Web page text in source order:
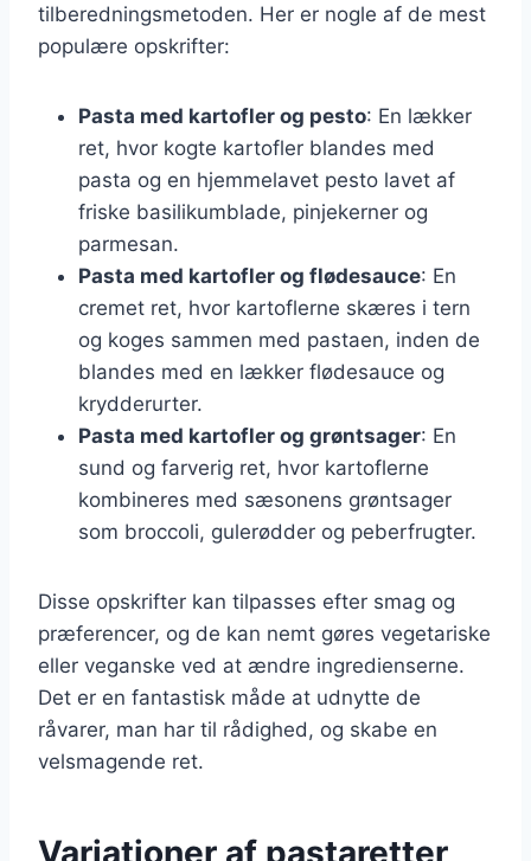
tilberedningsmetoden. Her er nogle af de mest
populære opskrifter:
Pasta med kartofler og pesto: En lækker
ret, hvor kogte kartofler blandes med
pasta og en hjemmelavet pesto lavet af
friske basilikumblade, pinjekerner og
parmesan.
Pasta med kartofler og flødesauce: En
cremet ret, hvor kartoflerne skæres i tern
og koges sammen med pastaen, inden de
blandes med en lækker flødesauce og
krydderurter.
Pasta med kartofler og grøntsager: En
sund og farverig ret, hvor kartoflerne
kombineres med sæsonens grøntsager
som broccoli, gulerødder og peberfrugter.
Disse opskrifter kan tilpasses efter smag og
præferencer, og de kan nemt gøres vegetariske
eller veganske ved at ændre ingredienserne.
Det er en fantastisk måde at udnytte de
råvarer, man har til rådighed, og skabe en
velsmagende ret.
Variationer af pastaretter